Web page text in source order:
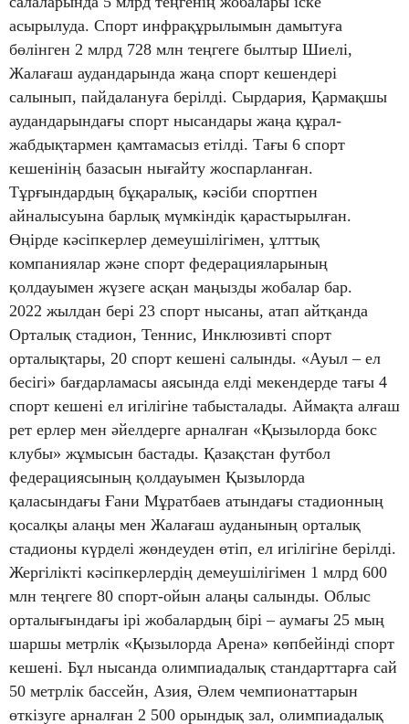
асырылуда. Спорт инфрақұрылымын дамытуға
бөлінген 2 млрд 728 млн теңгеге былтыр Шиелі,
Жалағаш аудандарында жаңа спорт кешендері
салынып, пайдалануға берілді. Сырдария, Қармақшы
аудандарындағы спорт нысандары жаңа құрал-
жабдықтармен қамтамасыз етілді. Тағы 6 спорт
кешенінің базасын нығайту жоспарланған.
Тұрғындардың бұқаралық, кәсіби спортпен
айналысуына барлық мүмкіндік қарастырылған.
Өңірде кәсіпкерлер демеушілігімен, ұлттық
компаниялар және спорт федерацияларының
қолдауымен жүзеге асқан маңызды жобалар бар.
2022 жылдан бері 23 спорт нысаны, атап айтқанда
Орталық стадион, Теннис, Инклюзивті спорт
орталықтары, 20 спорт кешені салынды. «Ауыл – ел
бесігі» бағдарламасы аясында елді мекендерде тағы 4
спорт кешені ел игілігіне табысталады. Аймақта алғаш
рет ерлер мен әйелдерге арналған «Қызылорда бокс
клубы» жұмысын бастады. Қазақстан футбол
федерациясының қолдауымен Қызылорда
қаласындағы Ғани Мұратбаев атындағы стадионның
қосалқы алаңы мен Жалағаш ауданының орталық
стадионы күрделі жөндеуден өтіп, ел игілігіне берілді.
Жергілікті кәсіпкерлердің демеушілігімен 1 млрд 600
млн теңгеге 80 спорт-ойын алаңы салынды. Облыс
орталығындағы ірі жобалардың бірі – аумағы 25 мың
шаршы метрлік «Қызылорда Арена» көпбейінді спорт
кешені. Бұл нысанда олимпиадалық стандарттарға сай
50 метрлік бассейн, Азия, Әлем чемпионаттарын
өткізуге арналған 2 500 орындық зал, олимпиадалық